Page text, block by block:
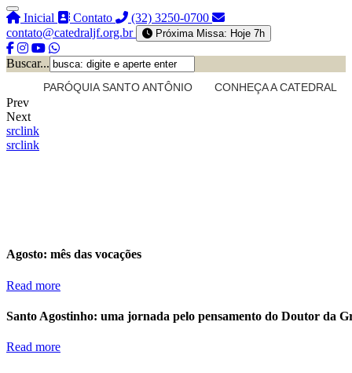
Inicial Contato
(32) 3250-0700
contato@catedraljf.org.br
Próxima Missa: Hoje 7h
Buscar...
PARÓQUIA SANTO ANTÔNIO CONHEÇA A CATEDRAL
Prev
Next
srclink
srclink
Agosto: mês das vocações
Read more
Santo Agostinho: uma jornada pelo pensamento do Doutor da
Read more